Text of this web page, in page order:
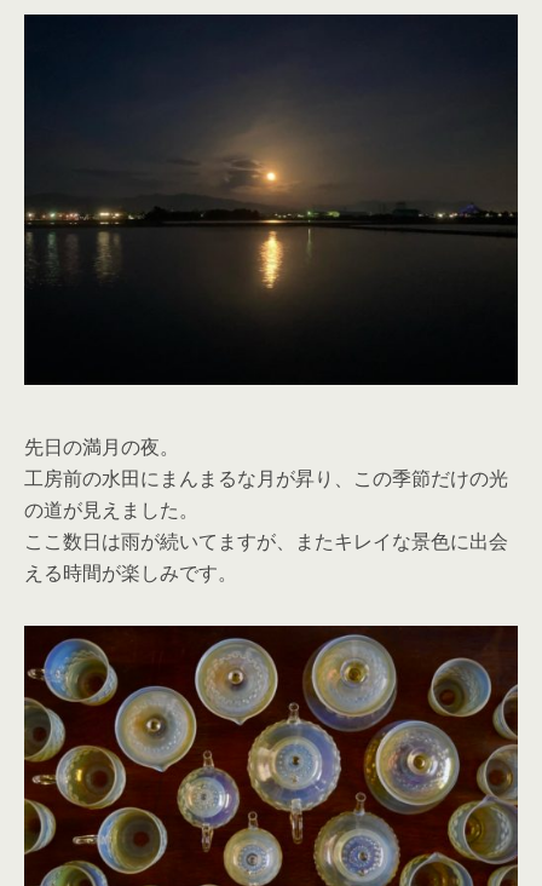
先日の満月の夜。
工房前の水田にまんまるな月が昇り、この季節だけの光
の道が見えました。
ここ数日は雨が続いてますが、またキレイな景色に出会
える時間が楽しみです。